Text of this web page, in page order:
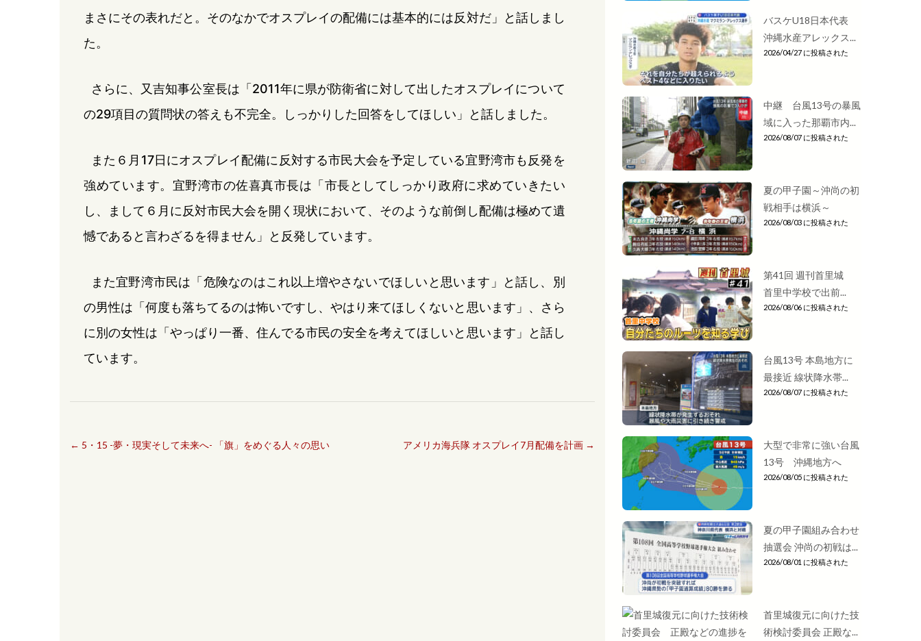
まさにその表れだと。そのなかでオスプレイの配備には基本的には反対だ」と話しまし
た。
さらに、又吉知事公室長は「2011年に県が防衛省に対して出したオスプレイについて
の29項目の質問状の答えも不完全。しっかりした回答をしてほしい」と話しました。
また６月17日にオスプレイ配備に反対する市民大会を予定している宜野湾市も反発を
強めています。宜野湾市の佐喜真市長は「市長としてしっかり政府に求めていきたい
し、まして６月に反対市民大会を開く現状において、そのような前倒し配備は極めて遺
憾であると言わざるを得ません」と反発しています。
また宜野湾市民は「危険なのはこれ以上増やさないでほしいと思います」と話し、別
の男性は「何度も落ちてるのは怖いですし、やはり来てほしくないと思います」、さら
に別の女性は「やっぱり一番、住んでる市民の安全を考えてほしいと思います」と話し
ています。
← 5・15 -夢・現実そして未来へ- 「旗」をめぐる人々の思い アメリカ海兵隊 オスプレイ7月配備を計画 →
バスケU18日本代表
沖縄水産アレックス...
2026/04/27 に投稿された
中継 台風13号の暴風
域に入った那覇市内...
2026/08/07 に投稿された
夏の甲子園～沖尚の初
戦相手は横浜～
2026/08/03 に投稿された
第41回 週刊首里城
首里中学校で出前...
2026/08/06 に投稿された
台風13号 本島地方に
最接近 線状降水帯...
2026/08/07 に投稿された
大型で非常に強い台風
13号 沖縄地方へ
2026/08/05 に投稿された
夏の甲子園組み合わせ
抽選会 沖尚の初戦は...
2026/08/01 に投稿された
首里城復元に向けた技
術検討委員会 正殿な...